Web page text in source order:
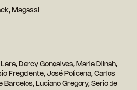
Magassi
Dercy Gonçalves, Maria Dilnah,
Fregolente, José Policena, Carlos
Barcelos, Luciano Gregory, Serio de